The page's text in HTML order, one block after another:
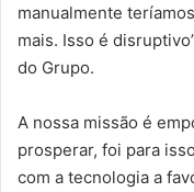
manualmente
mais. Isso é
do Grupo.
A nossa missão é
prosperar, foi para
com a tecnologia a